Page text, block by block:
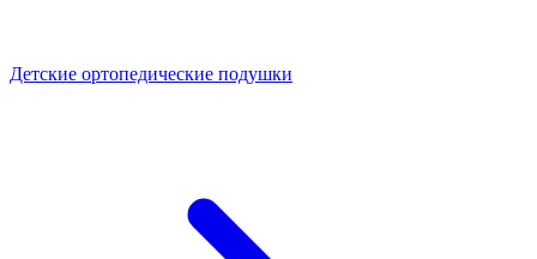
Детские ортопедические подушки